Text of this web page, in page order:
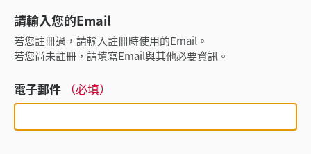
請輸入您的Email
若您註冊過，請輸入註冊時使用的Email。
若您尚未註冊，請填寫Email與其他必要資訊。
電子郵件 （必填）